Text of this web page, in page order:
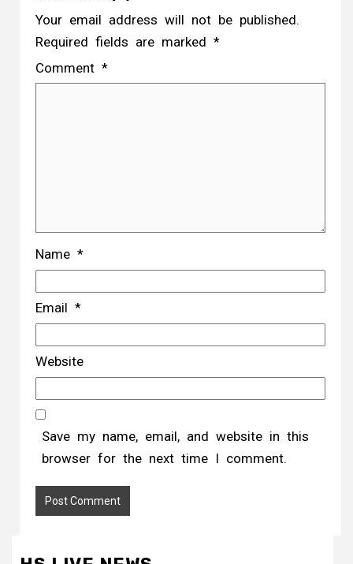
Your email address will not be published.
Required fields are marked *
Comment *
Name *
Email *
Website
Save my name, email, and website in this
browser for the next time I comment.